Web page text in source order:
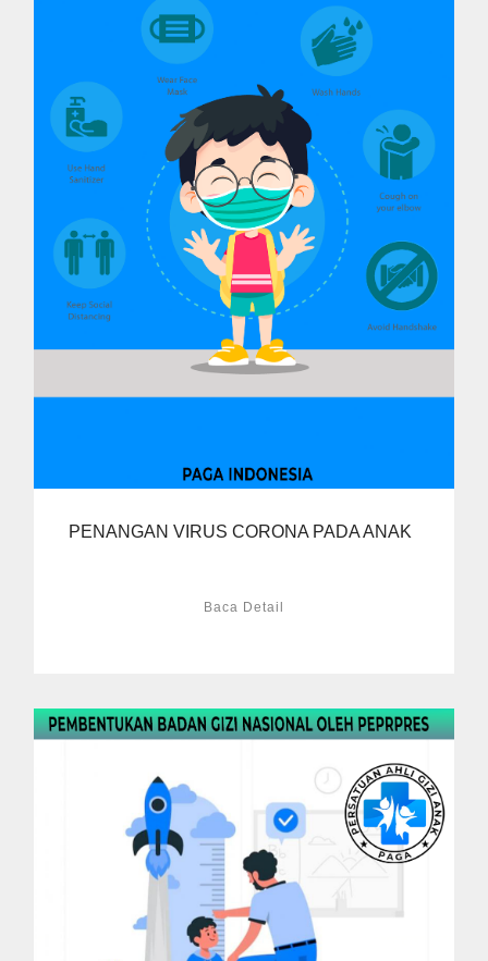
PENANGAN VIRUS CORONA PADA ANAK
Baca Detail